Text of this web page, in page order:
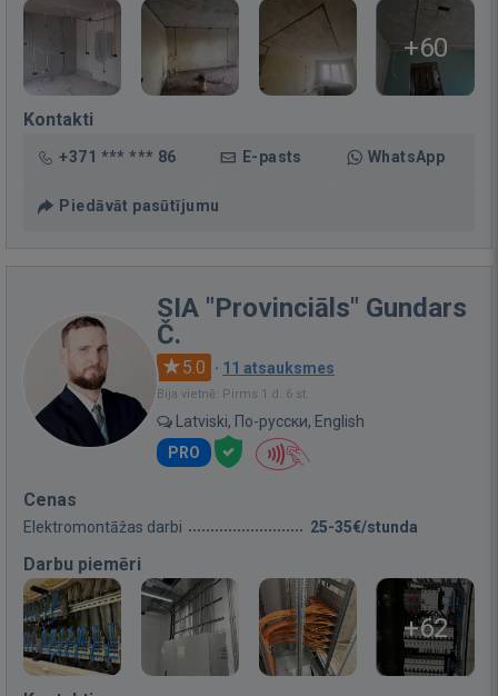
+60
Kontakti
+371 *** *** 86 E-pasts WhatsApp
Piedāvāt pasūtījumu
SIA "Provinciāls" Gundars
Č.
5.0 · 11 atsauksmes
Bija vietnē: Pirms 1 d. 6 st.
Latviski, По-русски, English
PRO
Cenas
Elektromontāžas darbi 25-35€/stunda
Darbu piemēri
+62